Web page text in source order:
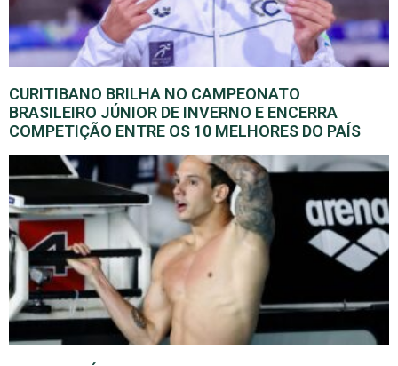
CURITIBANO BRILHA NO CAMPEONATO
BRASILEIRO JÚNIOR DE INVERNO E ENCERRA
COMPETIÇÃO ENTRE OS 10 MELHORES DO PAÍS